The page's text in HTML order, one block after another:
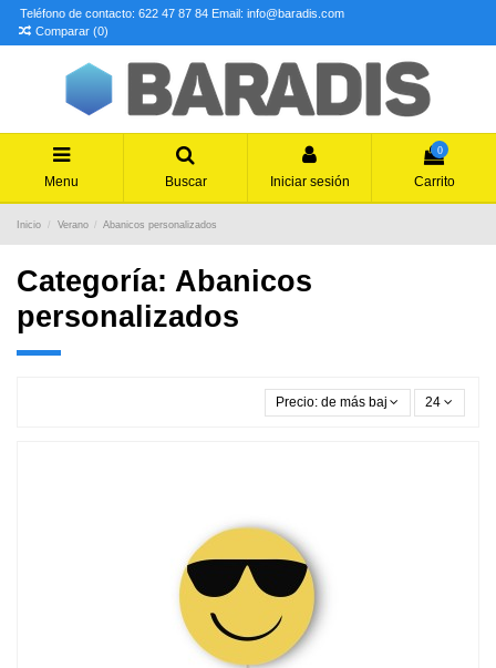
Teléfono de contacto: 622 47 87 84 Email: info@baradis.com
Comparar (0)
Menu Buscar Iniciar sesión
0
Carrito
Inicio Verano Abanicos personalizados
Categoría: Abanicos
personalizados
Precio: de más bajo a más alto
24